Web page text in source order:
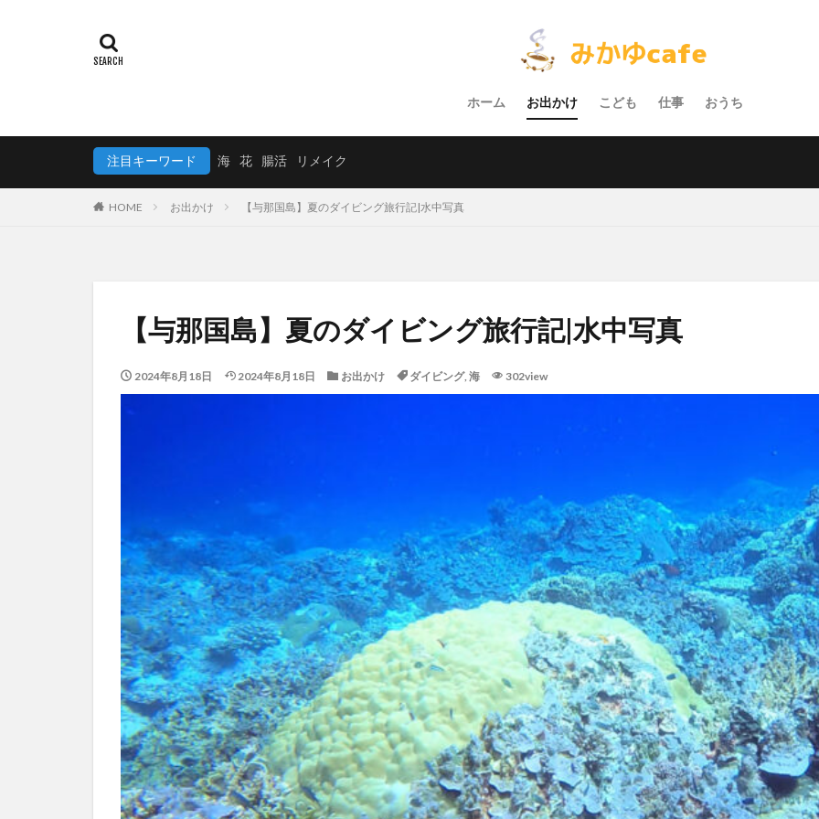
ホーム お出かけ こども 仕事 おうち
注目キーワード 海 花 腸活 リメイク
HOME お出かけ 【与那国島】夏のダイビング旅行記|水中写真
【与那国島】夏のダイビング旅行記|水中写真
2024年8月18日 2024年8月18日 お出かけ ダイビング, 海 302view